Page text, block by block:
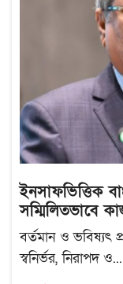
ইনসাফভিত্তিক
সম্মিলিতভাবে
বর্তমান ও ভবিষ্যৎ
স্বনির্ভর, নিরাপদ ও...